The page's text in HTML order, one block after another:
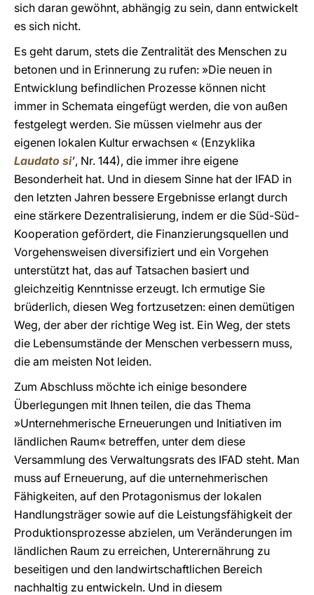
sich daran gewöhnt, abhängig zu sein, dann entwickelt
es sich nicht.
Es geht darum, stets die Zentralität des Menschen zu
betonen und in Erinnerung zu rufen: »Die neuen in
Entwicklung befindlichen Prozesse können nicht
immer in Schemata eingefügt werden, die von außen
festgelegt werden. Sie müssen vielmehr aus der
eigenen lokalen Kultur erwachsen « (Enzyklika
Laudato si’, Nr. 144), die immer ihre eigene
Besonderheit hat. Und in diesem Sinne hat der IFAD in
den letzten Jahren bessere Ergebnisse erlangt durch
eine stärkere Dezentralisierung, indem er die Süd-Süd-
Kooperation gefördert, die Finanzierungsquellen und
Vorgehensweisen diversifiziert und ein Vorgehen
unterstützt hat, das auf Tatsachen basiert und
gleichzeitig Kenntnisse erzeugt. Ich ermutige Sie
brüderlich, diesen Weg fortzusetzen: einen demütigen
Weg, der aber der richtige Weg ist. Ein Weg, der stets
die Lebensumstände der Menschen verbessern muss,
die am meisten Not leiden.
Zum Abschluss möchte ich einige besondere
Überlegungen mit Ihnen teilen, die das Thema
»Unternehmerische Erneuerungen und Initiativen im
ländlichen Raum« betreffen, unter dem diese
Versammlung des Verwaltungsrats des IFAD steht. Man
muss auf Erneuerung, auf die unternehmerischen
Fähigkeiten, auf den Protagonismus der lokalen
Handlungsträger sowie auf die Leistungsfähigkeit der
Produktionsprozesse abzielen, um Veränderungen im
ländlichen Raum zu erreichen, Unterernährung zu
beseitigen und den landwirtschaftlichen Bereich
nachhaltig zu entwickeln. Und in diesem